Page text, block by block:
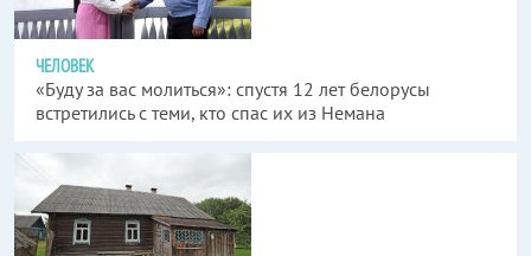
ЧЕЛОВЕК
«Буду за вас молиться»: спустя 12 лет белорусы
встретились с теми, кто спас их из Немана